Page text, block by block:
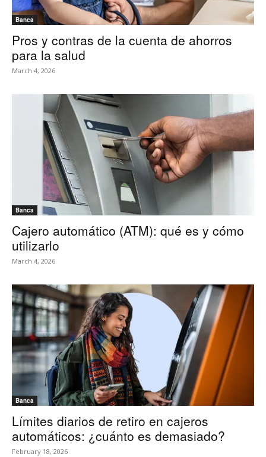
Banca
Pros y contras de la cuenta de ahorros
para la salud
March 4, 2026
Banca
Cajero automático (ATM): qué es y cómo
utilizarlo
March 4, 2026
Banca
Límites diarios de retiro en cajeros
automáticos: ¿cuánto es demasiado?
February 18, 2026